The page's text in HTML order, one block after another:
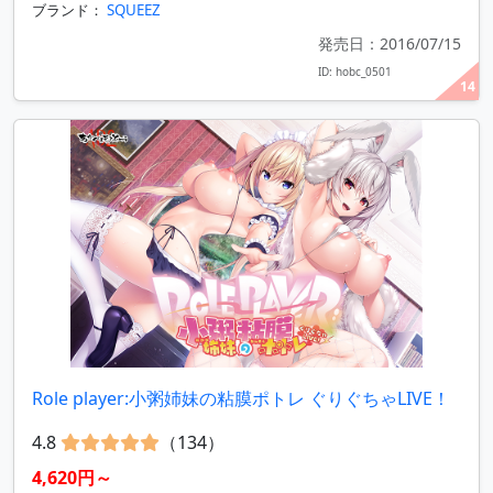
14
ブランド： SQUEEZ
発売日：2016/07/15
ID: hobc_0501
Role player:小粥姉妹の粘膜ポトレ ぐりぐちゃLIVE！
4.8
（134）
4,620円～